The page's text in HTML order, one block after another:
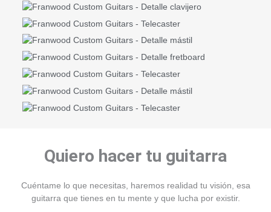
Quiero hacer tu guitarra
Cuéntame lo que necesitas, haremos realidad tu visión, esa
guitarra que tienes en tu mente y que lucha por existir.